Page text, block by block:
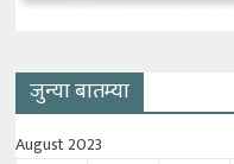
जुन्या बातम्या
August 2023